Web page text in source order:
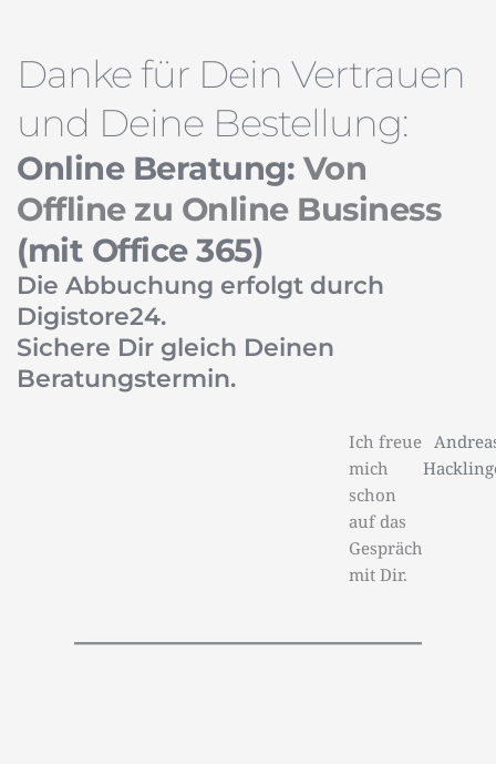
Danke für Dein Vertrauen
und Deine Bestellung:
Online Beratung: Von
Offline zu Online Business
(mit Office 365)
Die Abbuchung erfolgt durch
Digistore24.
Sichere Dir gleich Deinen
Beratungstermin.
Ich freue
mich
schon
auf das
Gespräch
mit Dir.